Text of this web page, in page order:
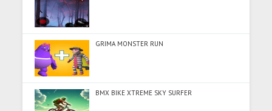
GRIMA MONSTER RUN
BMX BIKE XTREME SKY SURFER